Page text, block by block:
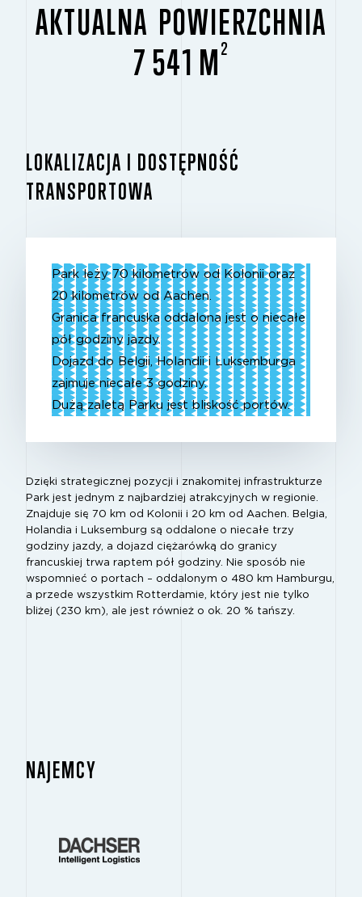
AKTUALNA POWIERZCHNIA
7 541 M 2
LOKALIZACJA I DOSTĘPNOŚĆ
TRANSPORTOWA
Park leży 70 kilometrów od Kolonii oraz
20 kilometrów od Aachen.
Granica francuska oddalona jest o niecałe
pół godziny jazdy.
Dojazd do Belgii, Holandii i Luksemburga
zajmuje niecałe 3 godziny.
Dużą zaletą Parku jest bliskość portów.
Dzięki strategicznej pozycji i znakomitej infrastrukturze
Park jest jednym z najbardziej atrakcyjnych w regionie.
Znajduje się 70 km od Kolonii i 20 km od Aachen. Belgia,
Holandia i Luksemburg są oddalone o niecałe trzy
godziny jazdy, a dojazd ciężarówką do granicy
francuskiej trwa raptem pół godziny. Nie sposób nie
wspomnieć o portach – oddalonym o 480 km Hamburgu,
a przede wszystkim Rotterdamie, który jest nie tylko
bliżej (230 km), ale jest również o ok. 20 % tańszy.
NAJEMCY